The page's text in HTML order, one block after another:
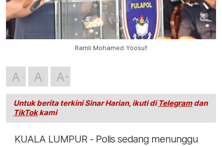
Ramli Mohamed Yoosuf
A A A
Untuk berita terkini Sinar Harian, ikuti di Telegramdan
TikTokkami
KUALA LUMPUR - Polis sedang menunggu